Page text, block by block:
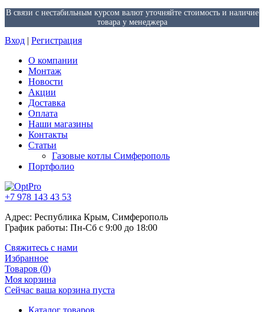
В связи с нестабильным курсом валют уточняйте стоимость и наличие
товара у менеджера
Вход | Регистрация
О компании
Монтаж
Новости
Акции
Доставка
Оплата
Наши магазины
Контакты
Статьи
Газовые котлы Симферополь
Портфолио
+7 978 143 43 53
Адрес: Республика Крым, Симферополь
График работы: Пн-Сб с 9:00 до 18:00
Свяжитесь с нами
Избранное
Товаров (0)
Моя корзина
Сейчас ваша корзина пуста
Каталог товаров